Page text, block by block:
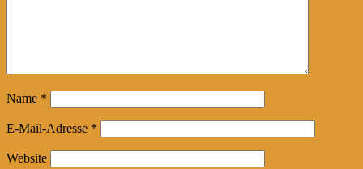
Name *
E-Mail-Adresse *
Website